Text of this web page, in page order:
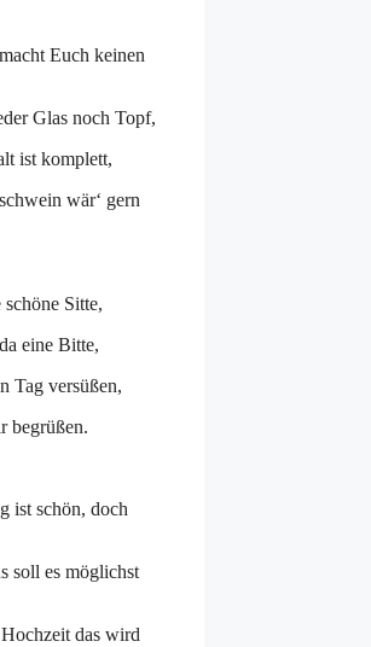
Euch keinen
Glas noch Topf,
ist komplett,
wär‘ gern
schöne Sitte,
eine Bitte,
Tag versüßen,
begrüßen.
ist schön, doch
soll es möglichst
das wird